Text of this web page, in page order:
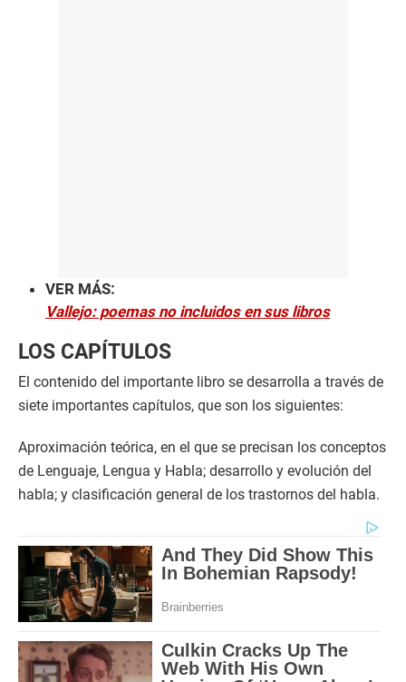
VER MÁS:
Vallejo: poemas no incluidos en sus libros
LOS CAPÍTULOS
El contenido del importante libro se desarrolla a través de
siete importantes capítulos, que son los siguientes:
Aproximación teórica, en el que se precisan los conceptos
de Lenguaje, Lengua y Habla; desarrollo y evolución del
habla; y clasificación general de los trastornos del habla.